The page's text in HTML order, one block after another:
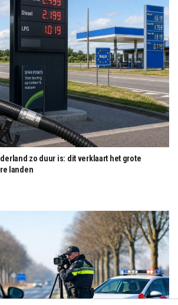
zo duur is: dit verklaart het grote
landen